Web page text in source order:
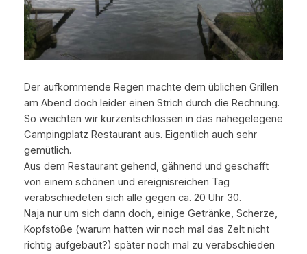
Der aufkommende Regen machte dem üblichen Grillen
am Abend doch leider einen Strich durch die Rechnung.
So weichten wir kurzentschlossen in das nahegelegene
Campingplatz Restaurant aus. Eigentlich auch sehr
gemütlich.
Aus dem Restaurant gehend, gähnend und geschafft
von einem schönen und ereignisreichen Tag
verabschiedeten sich alle gegen ca. 20 Uhr 30.
Naja nur um sich dann doch, einige Getränke, Scherze,
Kopfstöße (warum hatten wir noch mal das Zelt nicht
richtig aufgebaut?) später noch mal zu verabschieden